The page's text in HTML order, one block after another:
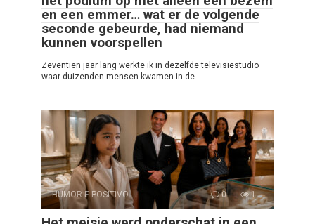
en een emmer… wat er de volgende
seconde gebeurde, had niemand
kunnen voorspellen
Zeventien jaar lang werkte ik in dezelfde televisiestudio
waar duizenden mensen kwamen in de
HUMOR E POSITIVO 0 1